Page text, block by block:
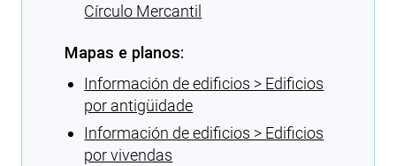
Círculo Mercantil
Mapas e planos:
Información de edificios > Edificios
por antigüidade
Información de edificios > Edificios
por vivendas